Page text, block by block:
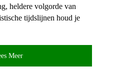
heldere volgorde van
tijdslijnen houd je
Meer